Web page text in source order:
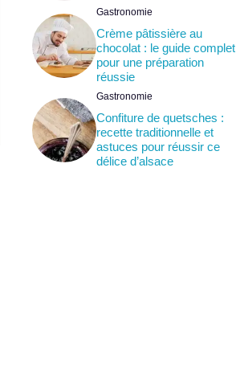
Gastronomie
Crème pâtissière au
chocolat : le guide complet
pour une préparation
réussie
Gastronomie
Confiture de quetsches :
recette traditionnelle et
astuces pour réussir ce
délice d’alsace